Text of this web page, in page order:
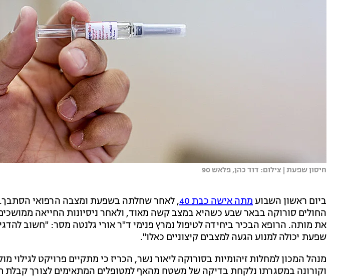
חיסון שפעת | צילום: דוד כהן, פלאש 90
ביום ראשון השבוע מתה אישה כבת 40
, לאחר שחלתה בשפעת ומצבה הרפואי
החולים סורוקה בבאר שבע כשהיא במצב קשה מאוד, ולאחר ניסיונות החייאה
את מותה. הרופא הבכיר ביחידה לטיפול נמרץ פנימי ד"ר אורי גלנטה מסר: "חשוב
שפעת יכולה למנוע הגעה למצבים קיצוניים כאלו".
מנהל המכון למחלות זיהומיות בסורוקה ליאור נשר, הכריז כי מתקיים פרויקט לגילוי
וקורונה במסגרתו נלקחת בדיקה של משטח מהאף למטופלים המתאימים לצורך קבלת